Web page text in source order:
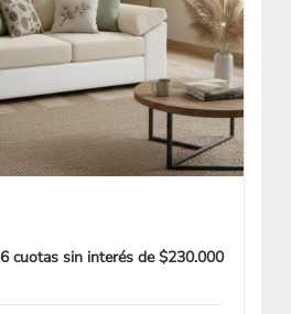
6 cuotas sin interés de $230.000